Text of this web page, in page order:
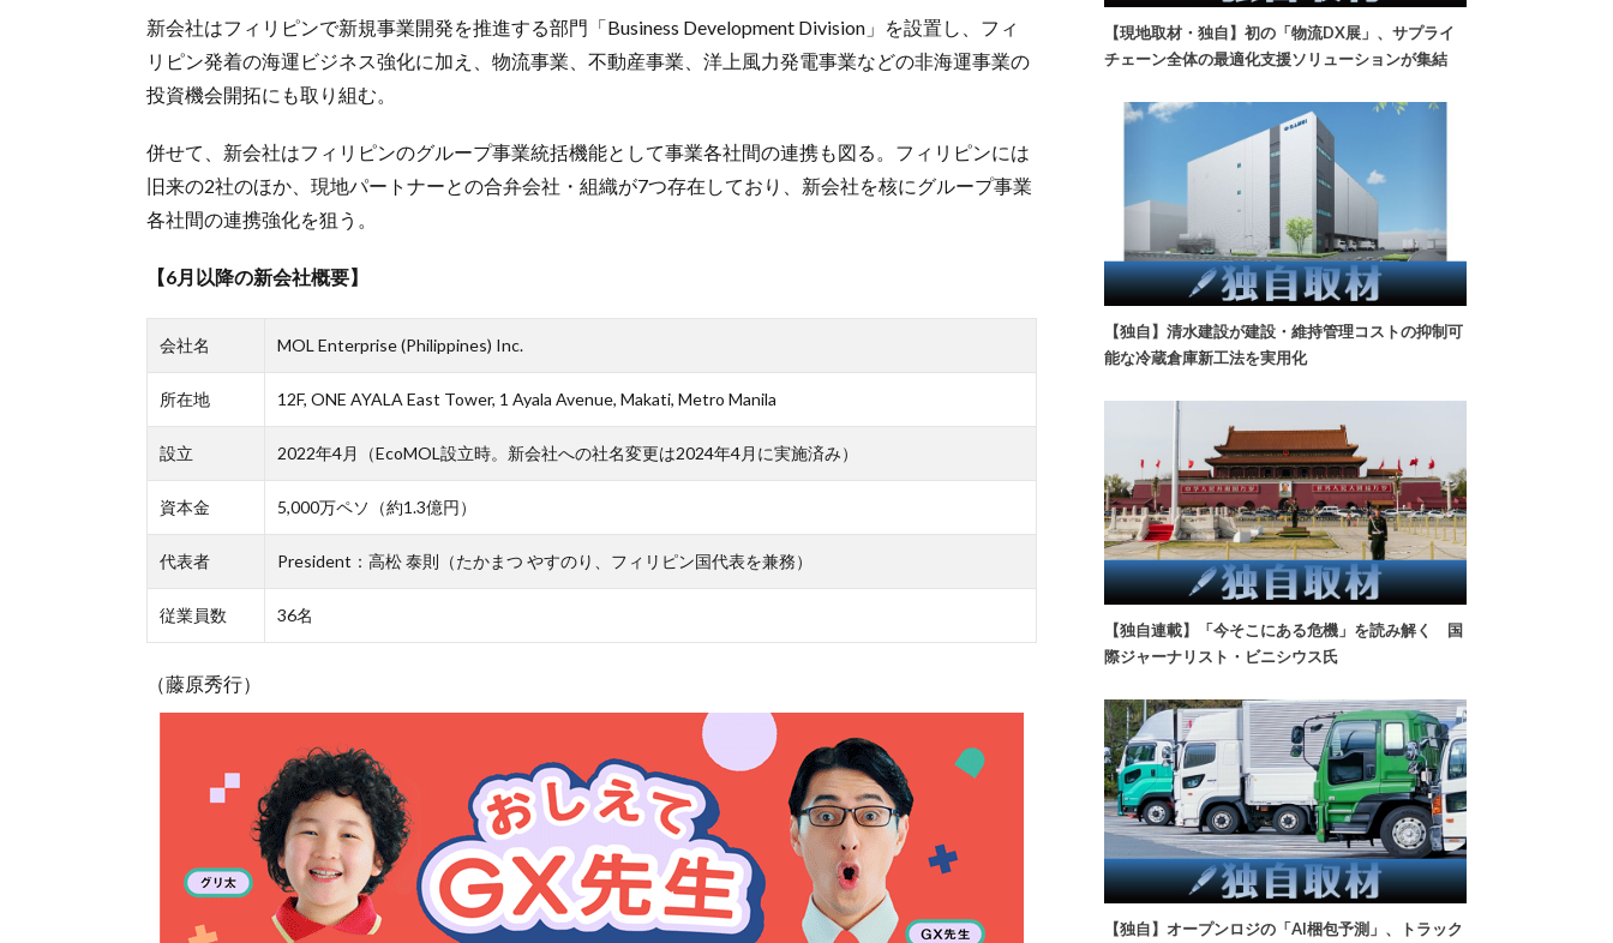
新会社はフィリピンで新規事業開発を推進する部門「Business Development Division」を設置し、フィ
リピン発着の海運ビジネス強化に加え、物流事業、不動産事業、洋上風力発電事業などの非海運事業の
投資機会開拓にも取り組む。
併せて、新会社はフィリピンのグループ事業統括機能として事業各社間の連携も図る。フィリピンには
旧来の2社のほか、現地パートナーとの合弁会社・組織が7つ存在しており、新会社を核にグループ事業
各社間の連携強化を狙う。
【6月以降の新会社概要】
会社名 MOL Enterprise (Philippines) Inc.
所在地 12F, ONE AYALA East Tower, 1 Ayala Avenue, Makati, Metro Manila
設立 2022年4月（EcoMOL設立時。新会社への社名変更は2024年4月に実施済み）
資本金 5,000万ペソ（約1.3億円）
代表者 President：高松 泰則（たかまつ やすのり、フィリピン国代表を兼務）
従業員数 36名
（藤原秀行）
【現地取材・独自】初の「物流DX展」、サプライ
チェーン全体の最適化支援ソリューションが集結
【独自】清水建設が建設・維持管理コストの抑制可
能な冷蔵倉庫新工法を実用化
【独自連載】「今そこにある危機」を読み解く 国
際ジャーナリスト・ビニシウス氏
【独自】オープンロジの「AI梱包予測」、トラック